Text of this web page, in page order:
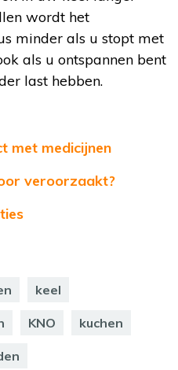
wordt het
minder als u stopt met
als u ontspannen bent
last hebben.
met medicijnen
veroorzaakt?
keel
KNO kuchen